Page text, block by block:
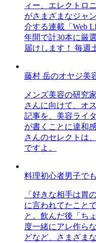
ィー、エレクトロ
がさまざまなジャ
介する連載「Web
年間で計30本に厳
届けします！ 毎週
藤村 岳のオヤジ美
メンズ美容の研究
さんに向けて、オ
記事を、美容ライ
が書くことに違和
さんのセレクトは
ですよ。
料理初心者男子で
「好きな相手は胃
に言われてたこと
と。飲んだ後「ち
度一緒にアレ作ら
どなど、さまざま